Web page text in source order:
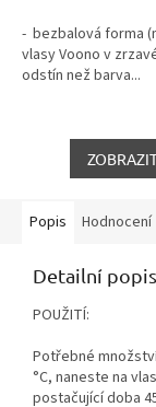
- bezbalová forma
vlasy Voono v
odstín než barva...
Popis Hodnocení
Detailní
POUŽITÍ:
Potřebné
°C, naneste na
postačující doba